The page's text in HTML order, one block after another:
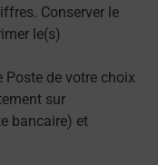
Conserver le
le(s)
Poste de votre choix
sur
bancaire) et